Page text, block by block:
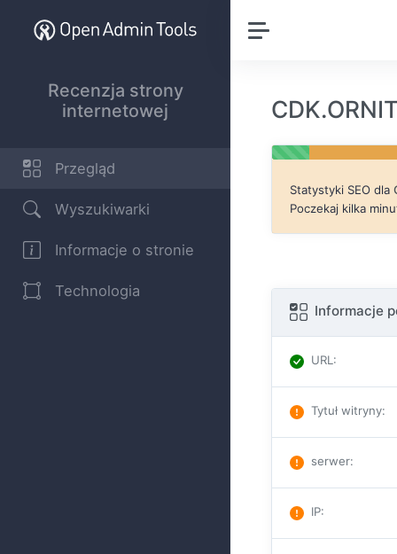
Recenzja strony
internetowej
Przegląd
Wyszukiwarki
Informacje o stronie
Technologia
Statystyki SEO dla
Poczekaj kilka
Informacje
URL :
Tytuł witryny:
serwer:
IP: